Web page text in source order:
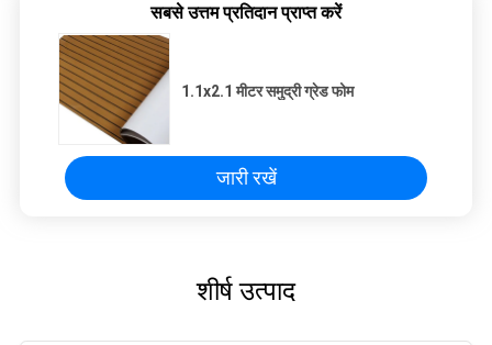
सबसे उत्तम प्रतिदान प्राप्त करें
1.1x2.1 मीटर समुद्री ग्रेड फोम
जारी रखें
शीर्ष उत्पाद